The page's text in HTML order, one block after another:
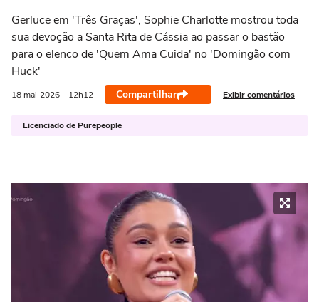
Gerluce em 'Três Graças', Sophie Charlotte mostrou toda
sua devoção a Santa Rita de Cássia ao passar o bastão
para o elenco de 'Quem Ama Cuida' no 'Domingão com
Huck'
18 mai 2026 - 12h12 Compartilhar Exibir comentários
Licenciado de Purepeople